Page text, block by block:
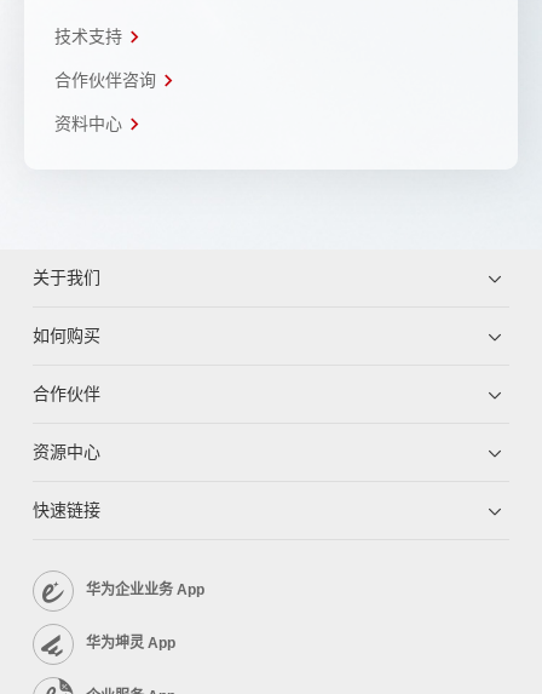
技术支持
合作伙伴咨询
资料中心
关于我们
如何购买
合作伙伴
资源中心
快速链接
华为企业业务 App
华为坤灵 App